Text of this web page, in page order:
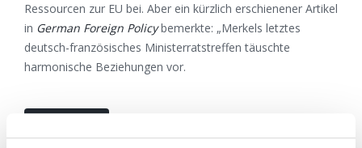
Ressourcen zur EU bei. Aber ein kürzlich erschienener Artikel
in German Foreign Policybemerkte: „Merkels letztes
deutsch-französisches Ministerratstreffen täuschte
harmonische Beziehungen vor.